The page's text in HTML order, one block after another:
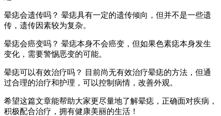
晕痣会遗传吗？ 晕痣具有一定的遗传倾向，但并不是一些遗
传，遗传因素较为复杂。
晕痣会癌变吗？ 晕痣本身不会癌变，但如果色素痣本身发生
变化，需要警惕恶变的可能。
晕痣可以有效治疗吗？ 目前尚无有效治疗晕痣的方法，但通
过合理的治疗和护理，可以控制病情，改善外观。
希望这篇文章能帮助大家更尽量地了解晕痣，正确面对疾病，
积极配合治疗，拥有健康美丽的生活！